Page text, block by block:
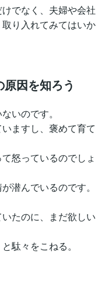
でなく、夫婦や会社
り入れてみてはいか
因を知ろう
いのです。
ますし、褒めて育て
怒っているのでしょ
潜んでいるのです。
たのに、まだ欲しい
駄々をこねる。